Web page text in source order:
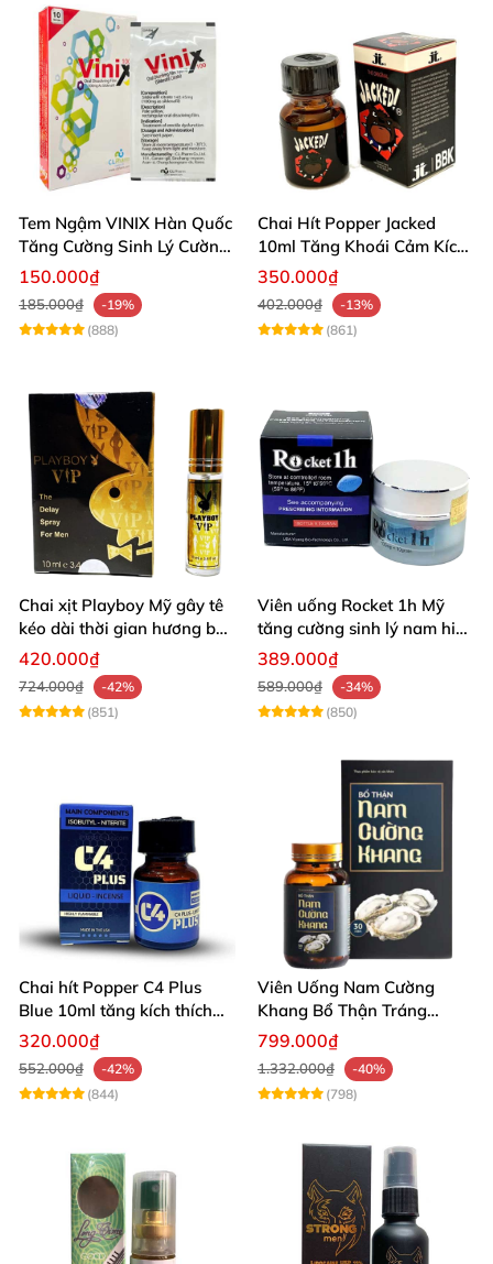
Tem Ngậm VINIX Hàn Quốc
Tăng Cường Sinh Lý Cường
Dương
150.000₫
185.000₫
-19%
(888)
Chai Hít Popper Jacked
10ml Tăng Khoái Cảm Kích
Thích Mạnh
350.000₫
402.000₫
-13%
(861)
Chai xịt Playboy Mỹ gây tê
kéo dài thời gian hương bạc
hà
420.000₫
724.000₫
-42%
(851)
Viên uống Rocket 1h Mỹ
tăng cường sinh lý nam hiệu
quả
389.000₫
589.000₫
-34%
(850)
Chai hít Popper C4 Plus
Blue 10ml tăng kích thích
quan hệ mạnh mẽ
320.000₫
552.000₫
-42%
(844)
Viên Uống Nam Cường
Khang Bổ Thận Tráng
Dương Kéo Dài Thời Gian
799.000₫
1.332.000₫
-40%
(798)